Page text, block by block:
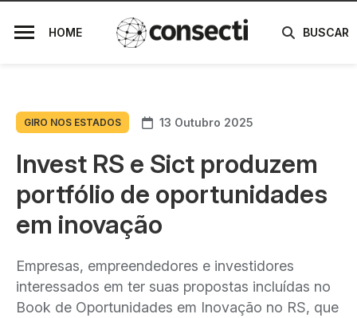
HOME BUSCAR
GIRO NOS ESTADOS 13 Outubro 2025
Invest RS e Sict produzem
portfólio de oportunidades
em inovação
Empresas, empreendedores e investidores
interessados em ter suas propostas incluídas no
Book de Oportunidades em Inovação no RS, que